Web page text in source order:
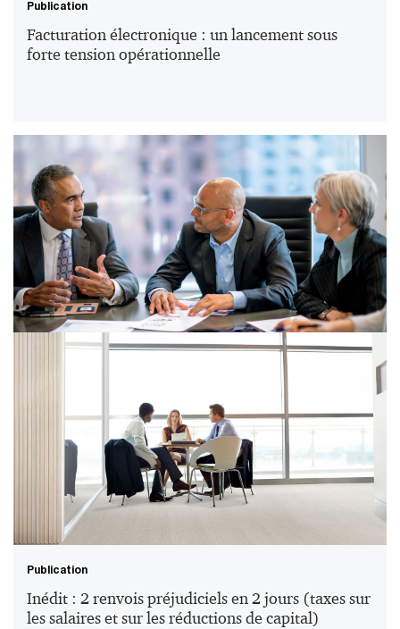
Publication
Facturation électronique : un lancement sous
forte tension opérationnelle
Fusions et réorganisations juridiques intragroupe
: le point sur les enjeux opérationnels, comptables
et fiscaux liés au mali de fusion
Publication
Inédit : 2 renvois préjudiciels en 2 jours (taxes sur
les salaires et sur les réductions de capital)